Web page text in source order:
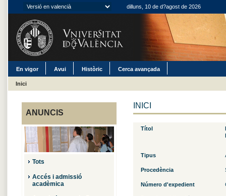
dilluns, 10 de d?agost de 2026
En vigor Avui Històric Cerca avançada
Inici
ANUNCIS
Tots
Accés i admissió
acadèmica
INICI
Títol
Tipus
Procedència
Número d'expedient